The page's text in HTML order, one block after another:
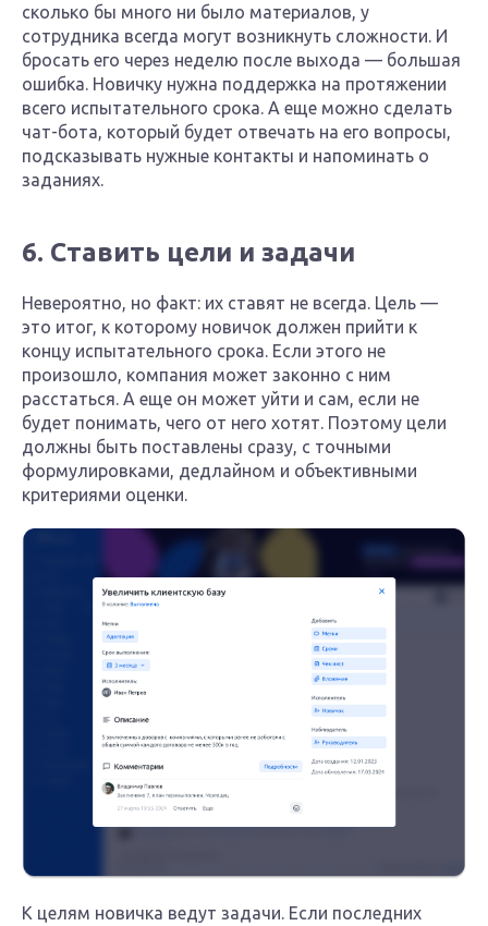
сколько бы много ни было материалов, у
сотрудника всегда могут возникнуть сложности. И
бросать его через неделю после выхода — большая
ошибка. Новичку нужна поддержка на протяжении
всего испытательного срока. А еще можно сделать
чат-бота, который будет отвечать на его вопросы,
подсказывать нужные контакты и напоминать о
заданиях.
6. Ставить цели и задачи
Невероятно, но факт: их ставят не всегда. Цель —
это итог, к которому новичок должен прийти к
концу испытательного срока. Если этого не
произошло, компания может законно с ним
расстаться. А еще он может уйти и сам, если не
будет понимать, чего от него хотят. Поэтому цели
должны быть поставлены сразу, с точными
формулировками, дедлайном и объективными
критериями оценки.
К целям новичка ведут задачи. Если последних